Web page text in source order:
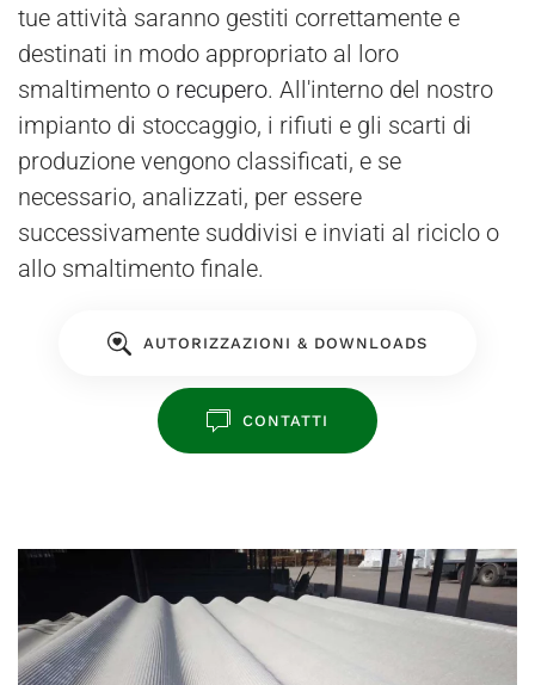
tue attività saranno gestiti correttamente e
destinati in modo appropriato al loro
smaltimento o recupero. All'interno del nostro
impianto di stoccaggio, i rifiuti e gli scarti di
produzione vengono classificati, e se
necessario, analizzati, per essere
successivamente suddivisi e inviati al riciclo o
allo smaltimento finale.
AUTORIZZAZIONI & DOWNLOADS
CONTATTI